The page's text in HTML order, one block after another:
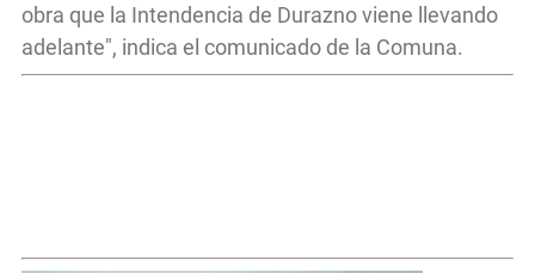
obra que la Intendencia de Durazno viene llevando
adelante", indica el comunicado de la Comuna.